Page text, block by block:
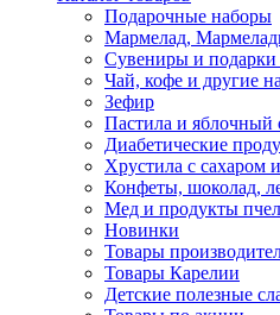
Подарочные наборы
Мармелад,
Сувениры и
Чай, кофе и другие
Зефир
Пастила и яблочный
Диабетические
Хрустила с сахаром
Конфеты, шоколад,
Мед и продукты
Новинки
Товары
Товары Карелии
Детские полезные